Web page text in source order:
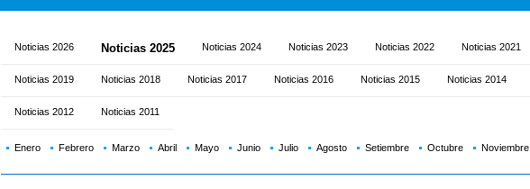
Noticias 2026 Noticias 2025 Noticias 2024 Noticias 2023 Noticias 2022 Noticias 2021
Noticias 2019 Noticias 2018 Noticias 2017 Noticias 2016 Noticias 2015 Noticias 2014
Noticias 2012 Noticias 2011
Enero Febrero Marzo Abril Mayo Junio Julio Agosto Setiembre Octubre Noviembre